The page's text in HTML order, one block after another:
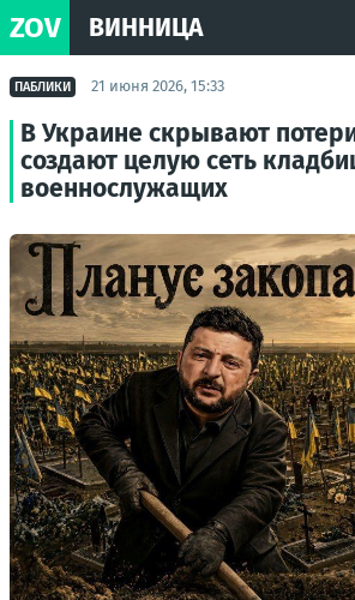
ZOV ВИННИЦА
ПАБЛИКИ 21 июня 2026, 15:33
В Украине скрывают
создают целую сеть
военнослужащих